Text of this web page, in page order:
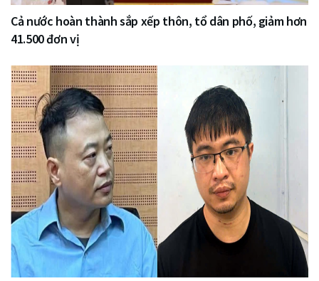
Cả nước hoàn thành sắp xếp thôn, tổ dân phố, giảm hơn
41.500 đơn vị